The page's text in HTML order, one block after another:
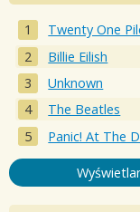
Twenty One
Billie Eilish
Unknown
The Beatles
Panic! At The